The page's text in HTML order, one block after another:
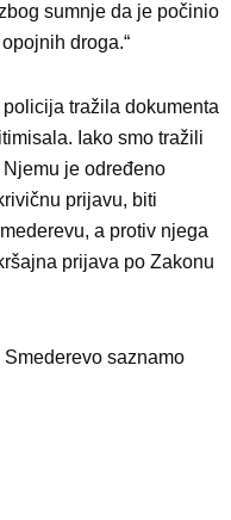
sumnje da je počinio
droga.“
tražila dokumenta
Iako smo tražili
je određeno
prijavu, biti
a protiv njega
prijava po Zakonu
saznamo